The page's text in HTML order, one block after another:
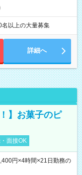
名以上の大量募集
詳細へ
】お菓子のピ
面接OK
円×4時間×21日勤務の